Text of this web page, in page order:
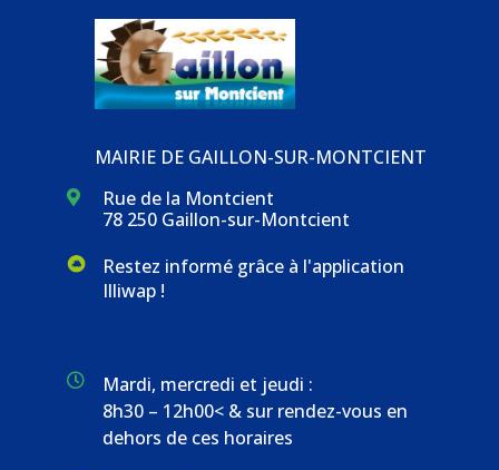
MAIRIE DE GAILLON-SUR-MONTCIENT

Rue de la Montcient
78 250 Gaillon-sur-Montcient
Restez informé grâce à l'application
Illiwap !

Mardi, mercredi et jeudi :
8h30 – 12h00< & sur rendez-vous en
dehors de ces horaires